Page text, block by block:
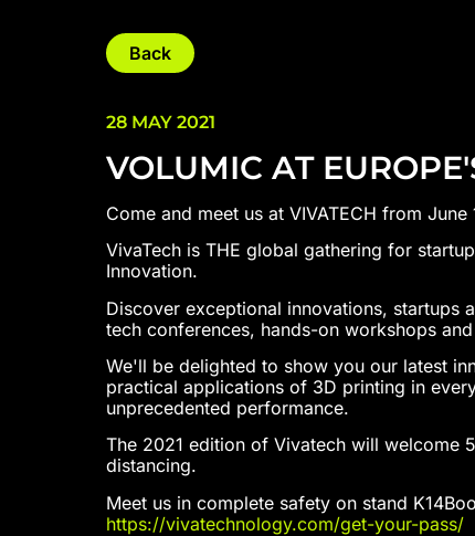
Back
28 MAY 2021
VOLUMIC AT
Come and meet us at VIVATECH from
VivaTech is THE global gathering for
Innovation.
Discover exceptional innovations,
tech conferences, hands-on workshops
We'll be delighted to show you our latest
practical applications of 3D printing in
unprecedented performance.
The 2021 edition of Vivatech will welcome
distancing.
Meet us in complete safety on stand
https://vivatechnology.com/get-your-pass/